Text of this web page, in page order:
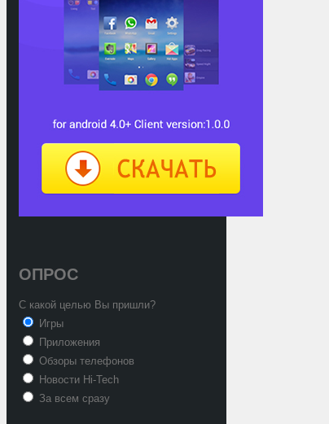
ОПРОС
С какой целью Вы пришли?
Игры
Приложения
Обзоры телефонов
Новости Hi-Tech
За всем сразу